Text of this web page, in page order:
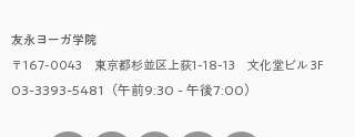
友永ヨーガ学院
〒167-0043 東京都杉並区上荻1-18-13 文化堂ビル 3F
03-3393-5481（午前9:30 - 午後7:00）